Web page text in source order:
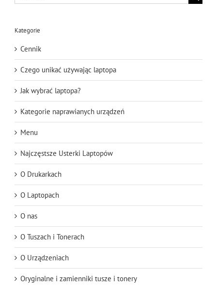
for:
Kategorie
Cennik
Czego unikać używając laptopa
Jak wybrać laptopa?
Kategorie naprawianych urządzeń
Menu
Najczęstsze Usterki Laptopów
O Drukarkach
O Laptopach
O nas
O Tuszach i Tonerach
O Urządzeniach
Oryginalne i zamienniki tusze i tonery